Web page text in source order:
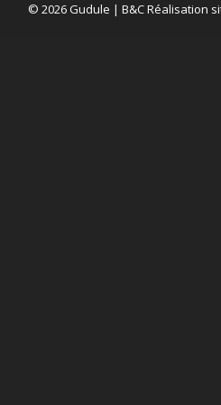
© 2026 Gudule | B&C Réalisation